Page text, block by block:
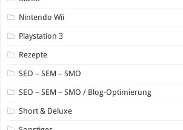
Nintendo Wii
Playstation 3
Rezepte
SEO – SEM – SMO
SEO – SEM – SMO / Blog-Optimierung
Short & Deluxe